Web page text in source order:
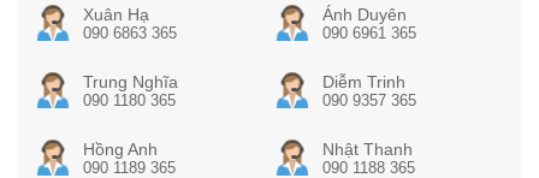
Xuân Hạ
090 6863 365
Ánh Duyên
090 6961 365
Trung Nghĩa
090 1180 365
Diễm Trinh
090 9357 365
Hồng Anh
090 1189 365
Nhật Thanh
090 1188 365